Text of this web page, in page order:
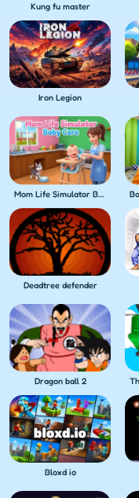
Kung fu master
Iron Legion
Mom Life Simulator Baby Care
Deadtree defender
Dragon ball 2
Bloxd io